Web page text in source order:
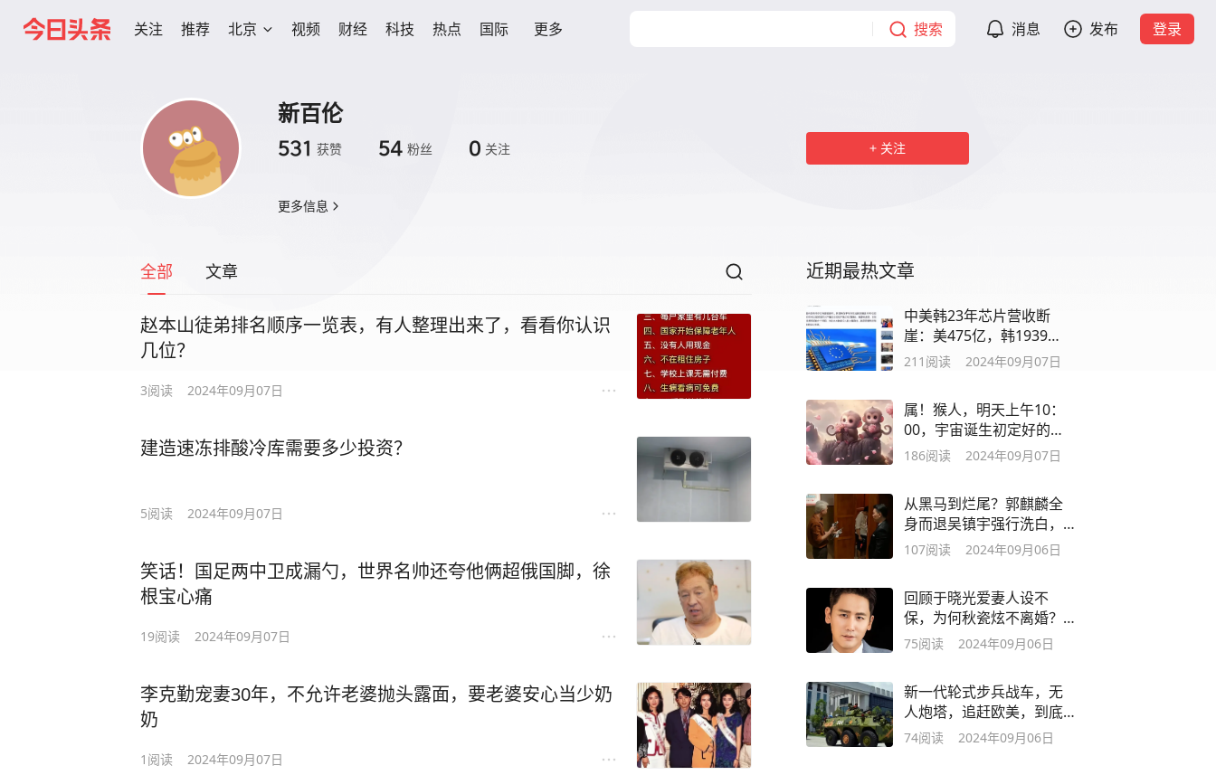
关注 推荐 北京 视频 财经 科技 热点 国际 更多 搜索 消息 发布 登录
新百伦
531 获赞 54 粉丝 0 关注
更多信息
关注
全部 文章
赵本山徒弟排名顺序一览表，有人整理出来了，看看你认识
几位？
3阅读 2024年09月07日
建造速冻排酸冷库需要多少投资？
5阅读 2024年09月07日
笑话！国足两中卫成漏勺，世界名帅还夸他俩超俄国脚，徐
根宝心痛
19阅读 2024年09月07日
李克勤宠妻30年，不允许老婆抛头露面，要老婆安心当少奶
奶
1 阅读 2024年09月07日
近期最热文章
中美韩23年芯片营收断
崖：美475亿，韩1939
亿，中国表现令人意外
211 阅读 2024年09月07日
属！猴人，明天上午10：
00，宇宙诞生初定好的富
贵到来，不接不喜
186阅读 2024年09月07日
从黑马到烂尾？郭麒麟全
身而退吴镇宇强行洗白，
网友：结局太憋屈
107阅读 2024年09月06日
回顾于晓光爱妻人设不
保，为何秋瓷炫不离婚？
离婚后他会一无所有
75阅读 2024年09月06日
新一代轮式步兵战车，无
人炮塔，追赶欧美，到底
有多强悍？
74阅读 2024年09月06日